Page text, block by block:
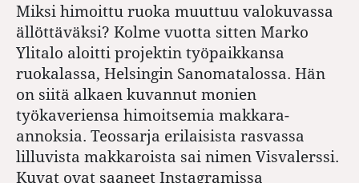
Miksi himoittu ruoka muuttuu valokuvassa
ällöttäväksi? Kolme vuotta sitten Marko
Ylitalo aloitti projektin työpaikkansa
ruokalassa, Helsingin Sanomatalossa. Hän
on siitä alkaen kuvannut monien
työkaveriensa himoitsemia makkara-
annoksia. Teossarja erilaisista rasvassa
lilluvista makkaroista sai nimen Visvalerssi.
Kuvat ovat saaneet Instagramissa